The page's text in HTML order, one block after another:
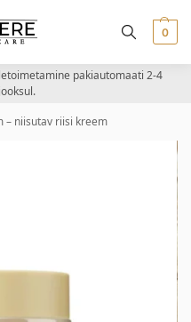
0
pakiautomaati 2-4
– niisutav riisi kreem